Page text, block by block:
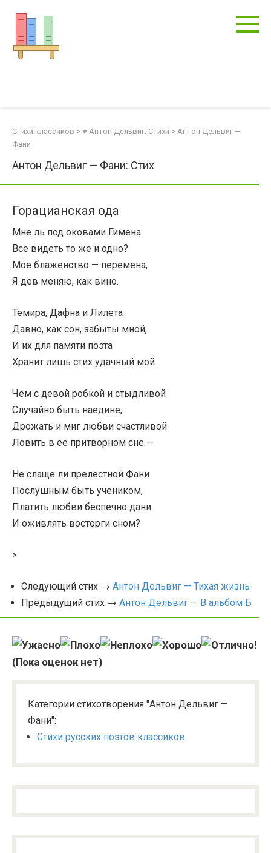
контенту
Стихи классиков > ♥ Антон Дельвиг: Стихи > Антон Дельвиг —
Фани
Антон Дельвиг — Фани: Стих
Горацианская ода
Мне ль под оковами Гимена
Все видеть то же и одно?
Мое блаженство — перемена,
Я дев меняю, как вино.
Темира, Дафна и Лилета
Давно, как сон, забыты мной,
И их для памяти поэта
Хранит лишь стих удачный мой.
Чем с девой робкой и стыдливой
Случайно быть наедине,
Дрожать и миг любви счастливой
Ловить в ее притворном сне —
Не слаще ли прелестной Фани
Послушным быть учеником,
Платить любви беспечно дани
И оживлять восторги сном?
>
Следующий стих → Антон Дельвиг — Тихая жизнь
Предыдущий стих → Антон Дельвиг — В альбом Б
(Пока оценок нет)
Категории стихотворения "Антон Дельвиг —
Фани":
Стихи русских поэтов классиков